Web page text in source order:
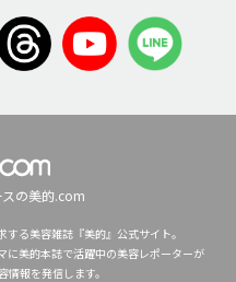
の美的.com
する美容雑誌『美的』公式サイト。
に美的本誌で活躍中の美容レポーターが
情報を発信します。